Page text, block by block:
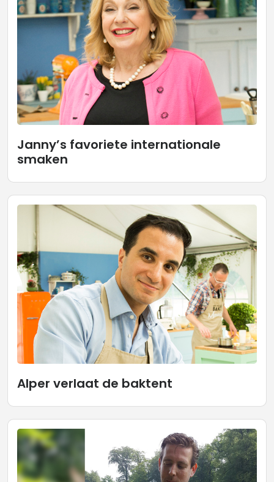
Janny’s favoriete internationale
smaken
Alper verlaat de baktent